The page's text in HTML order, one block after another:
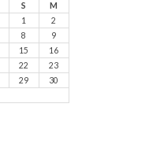
S
M
1
2
8
9
15
16
22
23
29
30